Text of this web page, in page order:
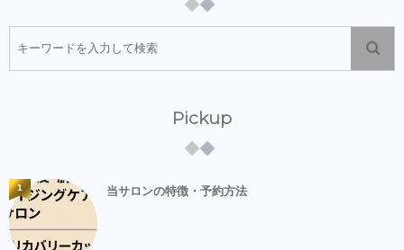
Pickup
当サロンの特徴・予約方法
1